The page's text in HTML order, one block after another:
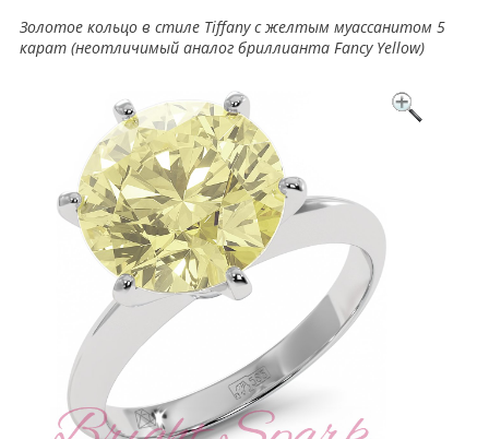
Золотое кольцо в стиле Tiffany с желтым муассанитом 5
карат (неотличимый аналог бриллианта Fancy Yellow)